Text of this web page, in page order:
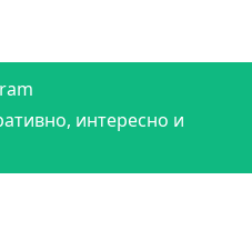
интересно и